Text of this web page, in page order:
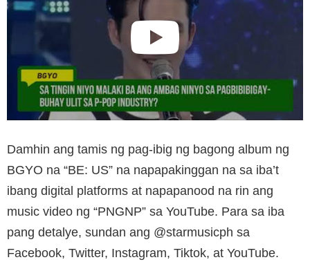
Damhin ang tamis ng pag-ibig ng bagong album ng
BGYO na “BE: US” na napapakinggan na sa iba’t
ibang digital platforms at napapanood na rin ang
music video ng “PNGNP” sa YouTube. Para sa iba
pang detalye, sundan ang @starmusicph sa
Facebook, Twitter, Instagram, Tiktok, at YouTube.